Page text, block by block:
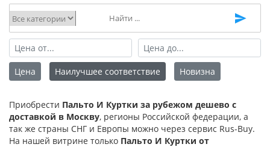
Цена Наилучшее соответствие Новизна
Приобрести Пальто И Куртки за рубежом дешево с
доставкой в Москву, регионы Российской федерации, а
так же страны СНГ и Европы можно через сервис Rus-Buy.
На нашей витрине только Пальто И Куртки от